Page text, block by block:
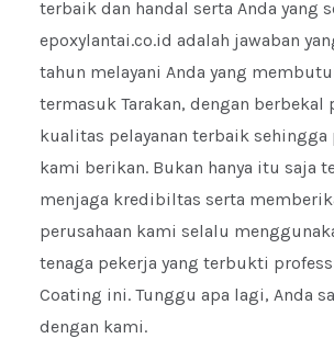
terbaik dan handal serta Anda yang
epoxylantai.co.id adalah jawaban
tahun melayani Anda yang
termasuk Tarakan, dengan
kualitas pelayanan terbaik
kami berikan. Bukan hanya itu saja
menjaga kredibiltas serta
perusahaan kami selalu
tenaga pekerja yang terbukti
Coating ini. Tunggu apa lagi, Anda
dengan kami.